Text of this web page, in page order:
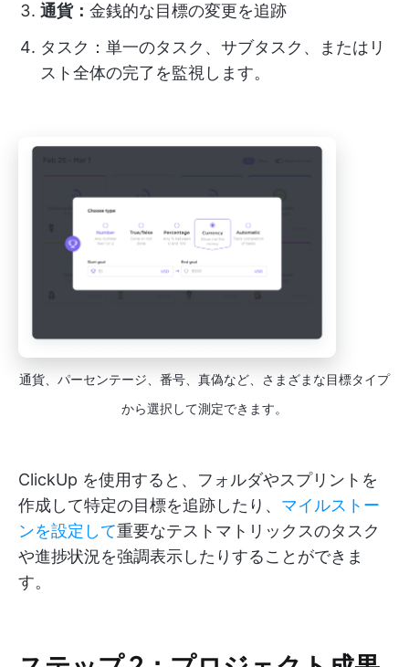
通貨： 金銭的な目標の変更を追跡
タスク：単一のタスク、サブタスク、またはリ
スト全体の完了を監視します。
通貨、パーセンテージ、番号、真偽など、さまざまな目標タイプ
から選択して測定できます。
ClickUp を使用すると、フォルダやスプリントを
作成して特定の目標を追跡したり、 マイルストー
ンを設定して重要なテストマトリックスのタスク
や進捗状況を強調表示したりすることができま
す。